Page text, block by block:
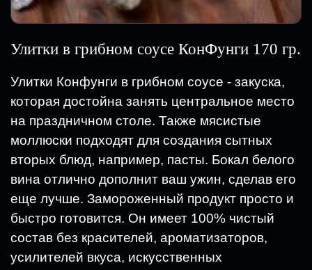
Улитки в грибном соусе КонФунги 170 гр.
Улитки Конфунги в грибном соусе - закуска,
которая достойна занять центральное место
на праздничном столе. Также мясистые
моллюски подходят для создания сытных
вторых блюд, например, пасты. Бокал белого
вина отлично дополнит ваш ужин, сделав его
еще лучше. Замороженный продукт просто и
быстро готовится. Он имеет 100% чистый
состав без красителей, ароматизаторов,
усилителей вкуса, искусственных